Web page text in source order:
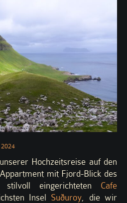
Hochzeitsreise auf den
mit Fjord-Blick des
eingerichteten Cafe
Insel Suðuroy, die wir